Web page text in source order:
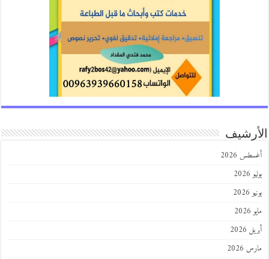
الأرشيف
أغسطس 2026
يوليو 2026
يونيو 2026
مايو 2026
أبريل 2026
مارس 2026